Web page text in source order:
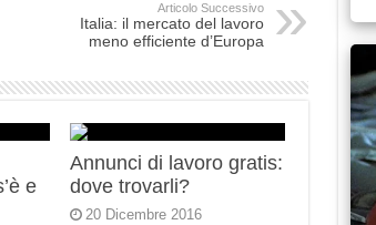
Articolo Successivo
Italia: il mercato del lavoro
meno efficiente d’Europa
e
Annunci di lavoro gratis:
dove trovarli?
20 Dicembre 2016